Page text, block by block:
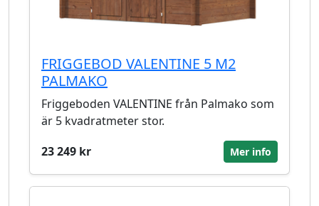
FRIGGEBOD VALENTINE 5 M2
PALMAKO
Friggeboden VALENTINE från Palmako som
är 5 kvadratmeter stor.
23 249 kr
Mer info